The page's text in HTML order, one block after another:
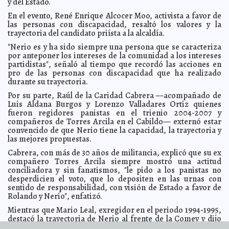
2012-06-12 07:23:00 'Buena madre' mataba de hambre a su hija
2012-06-12 07:20:03 El salto del Colacho, peligrosa tradición A7
2012-06-12 07:16:41 'The Guardian' saca a relucir cables sobre alianza
Televisa-Peña NietoA7
2012-06-12 07:14:14 Eurocopa:Irlanda se alegra de ausencia de MessiA7
2012-06-12 07:12:19 Logran fans arrobados el sueño de ver a Justin Bieber
A7
Presentan al actor que caracterizará a Bin Laden A7
2012-06-12 07:08:51 Optimismo inteligente en la industria automotriz A7
2012-06-12 07:06:20 Otro paso para tener políticas públicas eficaces A7
2012-06-12 07:03:02 Josefina, 'voy a votar por ti' A7
2012-06-11 20:12:18 Hasta más de 70 millones de mexicanos se pueden
equivocar Franz de J. Fortuny Loret de Mola
2012-06-11 17:40:43 Nerio Torres anuncia seis propuestas por una Mérida
sensible e incluyente para las personas con discapacidadA7
2012-06-11 17:34:40 Vitelli apuesta por un mejor futuro A7
2012-06-11 17:30:22 México, cuarto exportador de hortalizas
2012-06-11 15:26:52 Despilfarro y cero transparencia Lois Izquierdo
2012-06-11 12:07:00 Reactivar programas de prevención del dengue:
En el evento, René Enrique Alcocer Moo, activista a favor de
las personas con discapacidad, resaltó los valores y la
trayectoria del candidato priísta a la alcaldía.
"Nerio es y ha sido siempre una persona que se caracteriza
por anteponer los intereses de la comunidad a los intereses
partidistas", señaló al tiempo que recordó las acciones en
pro de las personas con discapacidad que ha realizado
durante su trayectoria.
Por su parte, Raúl de la Caridad Cabrera —acompañado de
Luis Aldana Burgos y Lorenzo Valladares Ortiz quienes
fueron regidores panistas en el trienio 2004-2007 y
compañeros de Torres Arcila en el Cabildo— externó estar
convencido de que Nerio tiene la capacidad, la trayectoria y
las mejores propuestas.
Cabrera, con más de 30 años de militancia, explicó que su ex
compañero Torres Arcila siempre mostró una actitud
conciliadora y sin fanatismos, "le pido a los panistas no
desperdicien el voto, que lo depositen en las urnas con
sentido de responsabilidad, con visión de Estado a favor de
Rolando y Nerio", enfatizó.
Mientras que Mario Leal, exregidor en el periodo 1994-1995,
destacó la trayectoria de Nerio al frente de la Comey y dijo